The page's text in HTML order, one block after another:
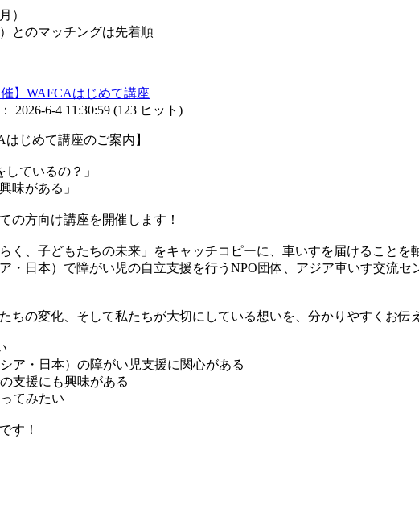
）
とのマッチングは先着順
催】WAFCAはじめて講座
2026-6-4 11:30:59 (123 ヒット )
はじめて講座のご案内】
しているの？」
味がある」
の方向け講座を開催します！
く、子どもたちの未来」をキャッチコピーに、車いすを届けることを
・日本）で障がい児の自立支援を行うNPO団体、アジア車いす交流セ
ちの変化、そして私たちが大切にしている想いを、分かりやすくお伝
ア・日本）の障がい児支援に関心がある
支援にも興味がある
てみたい
す！